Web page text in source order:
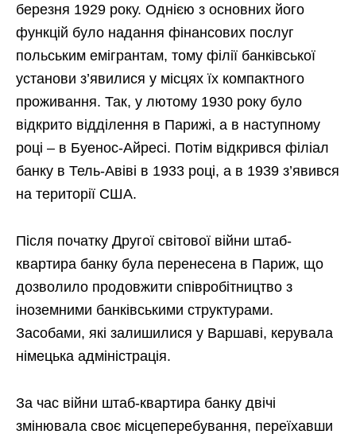
березня 1929 року. Однією з основних його
функцій було надання фінансових послуг
польським емігрантам, тому філії банківської
установи з’явилися у місцях їх компактного
проживання. Так, у лютому 1930 року було
відкрито відділення в Парижі, а в наступному
році – в Буенос-Айресі. Потім відкрився філіал
банку в Тель-Авіві в 1933 році, а в 1939 з’явився
на території США.
Після початку Другої світової війни штаб-
квартира банку була перенесена в Париж, що
дозволило продовжити співробітництво з
іноземними банківськими структурами.
Засобами, які залишилися у Варшаві, керувала
німецька адміністрація.
За час війни штаб-квартира банку двічі
змінювала своє місцеперебування, переїхавши